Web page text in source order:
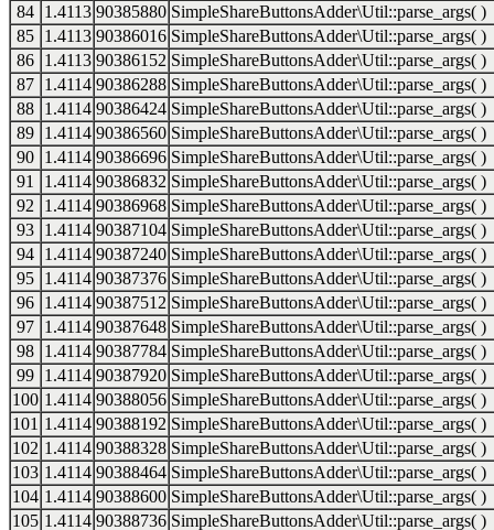
84 1.4113 90385880 SimpleShareButtonsAdder\Util::parse_args( )
85 1.4113 90386016 SimpleShareButtonsAdder\Util::parse_args( )
86 1.4113 90386152 SimpleShareButtonsAdder\Util::parse_args( )
87 1.4114 90386288 SimpleShareButtonsAdder\Util::parse_args( )
88 1.4114 90386424 SimpleShareButtonsAdder\Util::parse_args( )
89 1.4114 90386560 SimpleShareButtonsAdder\Util::parse_args( )
90 1.4114 90386696 SimpleShareButtonsAdder\Util::parse_args( )
91
1.4114 90386832 SimpleShareButtonsAdder\Util::parse_args( )
92
1.4114 90386968 SimpleShareButtonsAdder\Util::parse_args( )
93 1.4114 90387104 SimpleShareButtonsAdder\Util::parse_args( )
94 1.4114 90387240 SimpleShareButtonsAdder\Util::parse_args( )
95 1.4114 90387376 SimpleShareButtonsAdder\Util::parse_args( )
96 1.4114 90387512 SimpleShareButtonsAdder\Util::parse_args( )
97 1.4114 90387648 SimpleShareButtonsAdder\Util::parse_args( )
98 1.4114 90387784 SimpleShareButtonsAdder\Util::parse_args( )
99 1.4114 90387920 SimpleShareButtonsAdder\Util::parse_args( )
100 1.4114 90388056 SimpleShareButtonsAdder\Util::parse_args( )
101 1.4114 90388192 SimpleShareButtonsAdder\Util::parse_args( )
102 1.4114 90388328 SimpleShareButtonsAdder\Util::parse_args( )
103 1.4114 90388464 SimpleShareButtonsAdder\Util::parse_args( )
104 1.4114 90388600 SimpleShareButtonsAdder\Util::parse_args( )
105 1.4114 90388736 SimpleShareButtonsAdder\Util::parse_args( )